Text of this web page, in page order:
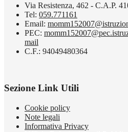
Via Resistenza, 462 - C.A.P.
Tel: 059.771161
Email:
PEC:
mail
C.F.: 94049480364
Sezione Link Utili
Cookie policy
Note legali
Informativa Privacy